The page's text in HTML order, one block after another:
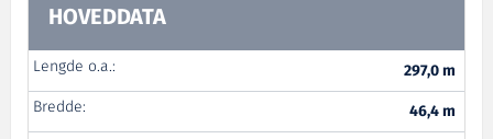
HOVEDDATA
Lengde o.a.:
297,0 m
Bredde:
46,4 m